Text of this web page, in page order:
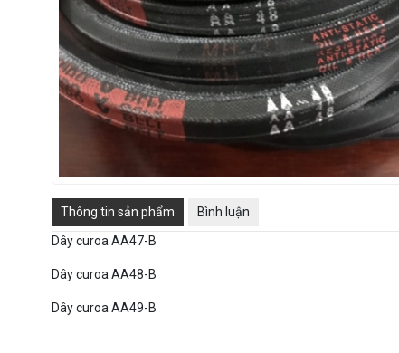
Thông tin sản phẩm
Bình luận
Dây curoa AA47-B
Dây curoa AA48-B
Dây curoa AA49-B